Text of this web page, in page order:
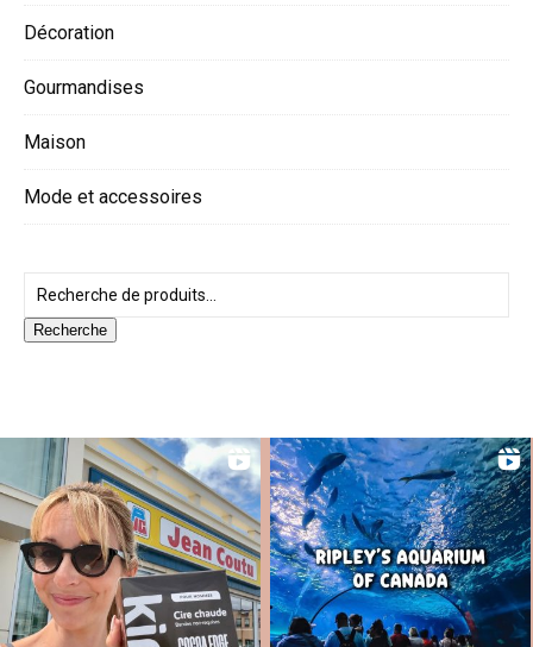
Décoration
Gourmandises
Maison
Mode et accessoires
Recherche